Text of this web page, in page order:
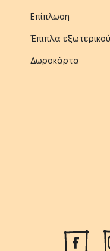
Επίπλωση
Έπιπλα
Δωροκάρτα